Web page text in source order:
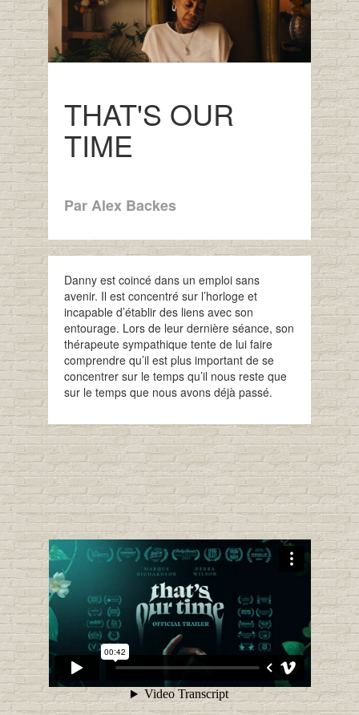
THAT'S OUR
TIME
Par Alex Backes
Danny est coincé dans un emploi sans
avenir. Il est concentré sur l’horloge et
incapable d’établir des liens avec son
entourage. Lors de leur dernière séance, son
thérapeute sympathique tente de lui faire
comprendre qu’il est plus important de se
concentrer sur le temps qu’il nous reste que
sur le temps que nous avons déjà passé.